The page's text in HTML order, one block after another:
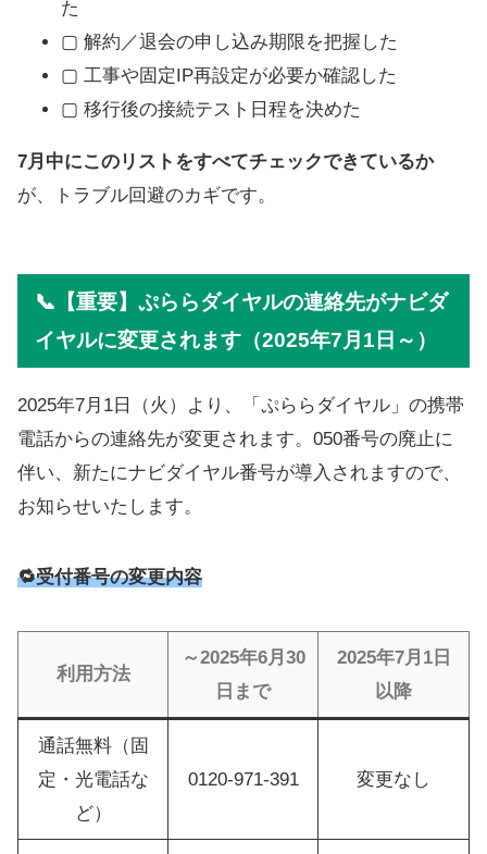
た
▢ 解約／退会の申し込み期限を把握した
▢ 工事や固定IP再設定が必要か確認した
▢ 移行後の接続テスト日程を決めた
7月中にこのリストをすべてチェックできているか
が、トラブル回避のカギです。
📞【重要】ぷららダイヤルの連絡先がナビダ
イヤルに変更されます（2025年7月1日～）
2025年7月1日（火）より、「ぷららダイヤル」の携帯
電話からの連絡先が変更されます。050番号の廃止に
伴い、新たにナビダイヤル番号が導入されますので、
お知らせいたします。
🔁受付番号の変更内容
利用方法
～2025年6月30
日まで
2025年7月1日
以降
通話無料（固
定・光電話な
ど）
0120-971-391 変更なし